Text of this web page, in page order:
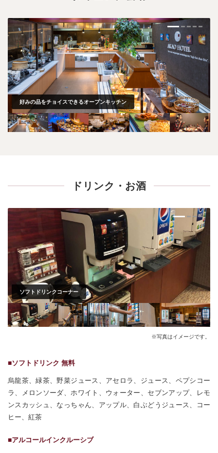
好みの品をチョイスできるオープンキッチン
ドリンク・お酒
ソフトドリンクコーナー
※写真はイメージです。
■ソフトドリンク 無料
烏龍茶、緑茶、野菜ジュース、アセロラ、ジュース、ペプシコー
ラ、メロンソーダ、ホワイト、ウォーター、セブンアップ、レモ
ンスカッシュ、なっちゃん、アップル、白ぶどうジュース、コー
ヒー、紅茶
■アルコールインクルーシブ